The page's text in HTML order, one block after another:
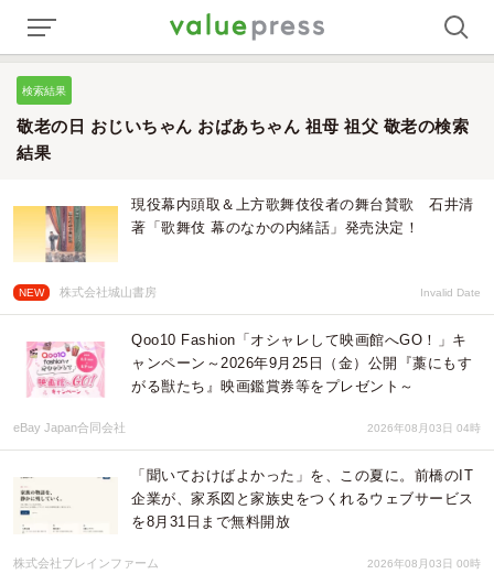
検索結果
敬老の日 おじいちゃん おばあちゃん 祖母 祖父 敬老の検索
結果
現役幕内頭取＆上方歌舞伎役者の舞台賛歌 石井清
著「歌舞伎 幕のなかの内緒話」発売決定！
NEW 株式会社城山書房 Invalid Date
Qoo10 Fashion「オシャレして映画館へGO！」キ
ャンペーン～2026年9月25日（金）公開『藁にもす
がる獣たち』映画鑑賞券等をプレゼント～
eBay Japan合同会社 2026年08月03日 04時
「聞いておけばよかった」を、この夏に。前橋のIT
企業が、家系図と家族史をつくれるウェブサービス
を8月31日まで無料開放
株式会社ブレインファーム 2026年08月03日 00時